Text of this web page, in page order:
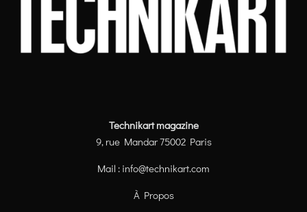
Technikart magazine
9, rue Mandar 75002 Paris
Mail : info@technikart.com
À Propos